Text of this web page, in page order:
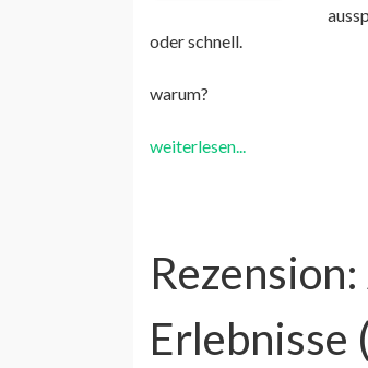
oder schnell.
warum?
weiterlesen...
Erlebnisse